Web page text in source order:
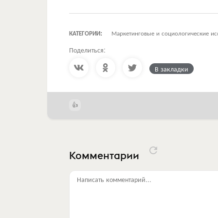
КАТЕГОРИИ: Маркетинговые и социологические
Поделиться:
В закладки
Комментарии
Написать комментарий...